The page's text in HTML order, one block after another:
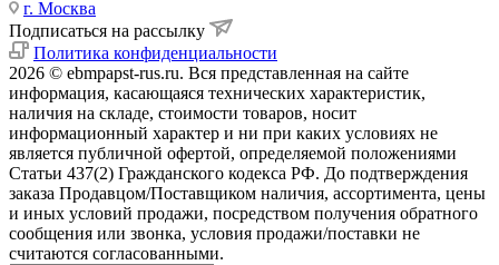
г. Москва
Подписаться на рассылку
Политика конфиденциальности
2026 © ebmpapst-rus.ru. Вся представленная на сайте
информация, касающаяся технических характеристик,
наличия на складе, стоимости товаров, носит
информационный характер и ни при каких условиях не
является публичной офертой, определяемой положениями
Статьи 437(2) Гражданского кодекса РФ. До подтверждения
заказа Продавцом/Поставщиком наличия, ассортимента, цены
и иных условий продажи, посредством получения обратного
сообщения или звонка, условия продажи/поставки не
считаются согласованными.